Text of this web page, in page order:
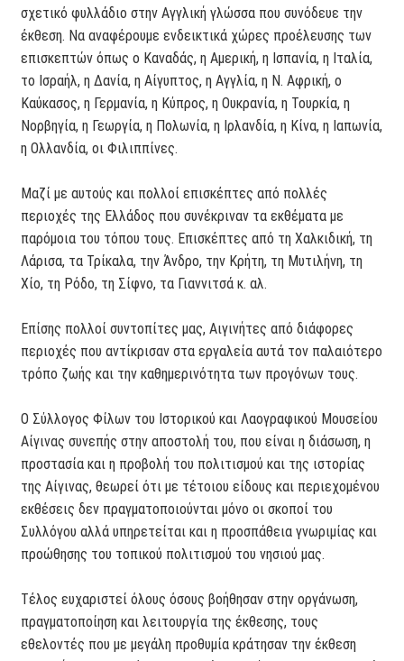
σχετικό φυλλάδιο στην Αγγλική γλώσσα που συνόδευε την
έκθεση. Να αναφέρουμε ενδεικτικά χώρες προέλευσης των
επισκεπτών όπως ο Καναδάς, η Αμερική, η Ισπανία, η Ιταλία,
το Ισραήλ, η Δανία, η Αίγυπτος, η Αγγλία, η Ν. Αφρική, ο
Καύκασος, η Γερμανία, η Κύπρος, η Ουκρανία, η Τουρκία, η
Νορβηγία, η Γεωργία, η Πολωνία, η Ιρλανδία, η Κίνα, η Ιαπωνία,
η Ολλανδία, οι Φιλιππίνες.
Μαζί με αυτούς και πολλοί επισκέπτες από πολλές
περιοχές της Ελλάδος που συνέκριναν τα εκθέματα με
παρόμοια του τόπου τους. Επισκέπτες από τη Χαλκιδική, τη
Λάρισα, τα Τρίκαλα, την Άνδρο, την Κρήτη, τη Μυτιλήνη, τη
Χίο, τη Ρόδο, τη Σίφνο, τα Γιαννιτσά κ. αλ.
Επίσης πολλοί συντοπίτες μας, Αιγινήτες από διάφορες
περιοχές που αντίκρισαν στα εργαλεία αυτά τον παλαιότερο
τρόπο ζωής και την καθημερινότητα των προγόνων τους.
Ο Σύλλογος Φίλων του Ιστορικού και Λαογραφικού Μουσείου
Αίγινας συνεπής στην αποστολή του, που είναι η διάσωση, η
προστασία και η προβολή του πολιτισμού και της ιστορίας
της Αίγινας, θεωρεί ότι με τέτοιου είδους και περιεχομένου
εκθέσεις δεν πραγματοποιούνται μόνο οι σκοποί του
Συλλόγου αλλά υπηρετείται και η προσπάθεια γνωριμίας και
προώθησης του τοπικού πολιτισμού του νησιού μας.
Τέλος ευχαριστεί όλους όσους βοήθησαν στην οργάνωση,
πραγματοποίηση και λειτουργία της έκθεσης, τους
εθελοντές που με μεγάλη προθυμία κράτησαν την έκθεση